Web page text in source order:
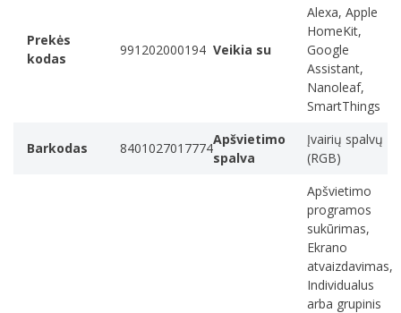
Sukurti jaukią atmosferą nuotaikai pagerinti / Sukurti įtraukiančią
žaidimų kambario, ar kino teatro erdvę / Pastiprinti treniruotės,
jogos ar meditacijos motyvacijai / Turėti individualą sienos ar
lubų dekoro šedevrą / Paįvairinti muzikos klausimąsi su šviesu
Prekės
kodas
991202000194 Veikia su
Alexa, Apple
HomeKit,
Google
Assistant,
Nanoleaf,
SmartThings
Barkodas 8401027017774
Apšvietimo
spalva
Įvairių spalvų
(RGB)
Apšvietimo
programos
sukūrimas,
Ekrano
atvaizdavimas,
Individualus
arba grupinis